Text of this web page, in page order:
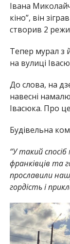
Івана
кіно”, він
створив 2
Тепер мурал з
на вулиці
До слова, на
навесні
Івасюка. Про
Будівельна
“У такий
франківців та
прославили
гордість і